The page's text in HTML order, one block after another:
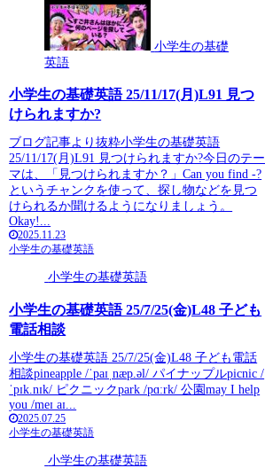
小学生の基礎
英語
小学生の基礎英語 25/11/17(月)L91 見つ
けられますか?
ブログ記事より抜粋小学生の基礎英語
25/11/17(月)L91 見つけられますか?今日のテー
マは、「見つけられますか？」Can you find -?
というチャンクを使って、探し物などを見つ
けられるか聞けるようになりましょう。
Okay!...
2025.11.23
小学生の基礎英語
小学生の基礎英語
小学生の基礎英語 25/7/25(金)L48 子ども
電話相談
小学生の基礎英語 25/7/25(金)L48 子ども電話
相談pineapple /ˈpaɪˌnæp.əl/ パイナップルpicnic /
ˈpɪk.nɪk/ ピクニックpark /pɑːrk/ 公園may I help
you /meɪ aɪ...
2025.07.25
小学生の基礎英語
小学生の基礎英語